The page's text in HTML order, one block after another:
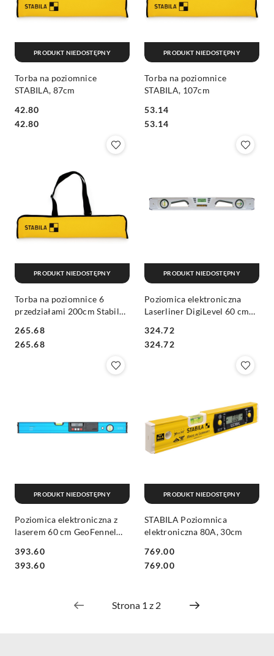
Torba na poziomnice
STABILA, 87cm
Cena:
42.80
Cena:
42.80
PRODUKT NIEDOSTĘPNY
Torba na poziomnice
STABILA, 107cm
Cena:
53.14
Cena:
53.14
PRODUKT NIEDOSTĘPNY
Torba na poziomnice 6
przedziałami 200cm Stabila
Cena:
265.68
Cena:
265.68
PRODUKT NIEDOSTĘPNY
Poziomica elektroniczna
Laserliner DigiLevel 60 cm
Cena:
324.72
Cena:
324.72
PRODUKT NIEDOSTĘPNY
Poziomica elektroniczna z
laserem 60 cm GeoFennel
Cena:
393.60
Cena:
393.60
PRODUKT NIEDOSTĘPNY
STABILA Poziomnica
elektroniczna 80A, 30cm
Cena:
769.00
Cena:
769.00
PRODUKT NIEDOSTĘPNY